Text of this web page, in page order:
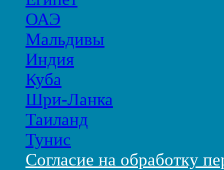
ОАЭ
Мальдивы
Индия
Куба
Шри-Ланка
Таиланд
Тунис
Согласие на обработку